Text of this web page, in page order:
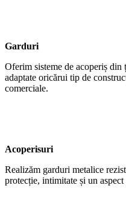
Garduri
Oferim sisteme de acoperiș
adaptate oricărui tip de
comerciale.
Acoperisuri
Realizăm garduri metalice
protecție, intimitate și un